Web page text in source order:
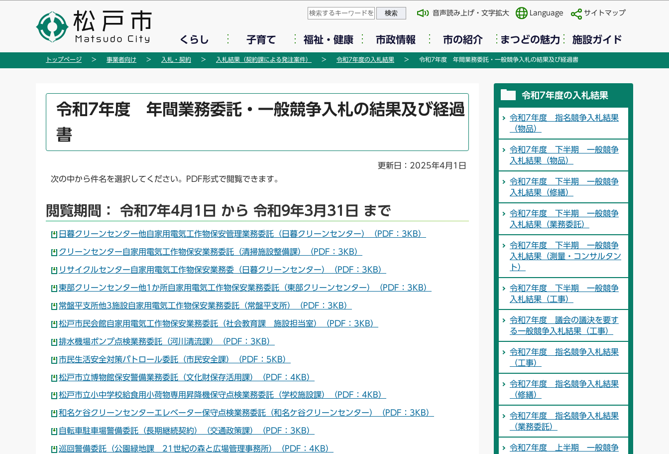
の
このページの本文へ移動
音声読み上げ・文字拡大 Language サイトマップ
くらし 子育て 福祉・健康 市政情報 市の紹介 まつどの魅力 施設ガイド
トップページ 事業者向け 入札・契約 入札結果（契約課による発注案件） 令和7年度の入札結果 令和7年度 年間業務委託・一般競争入札の結果及び経過書
か
令和7年度 年間業務委託・一般競争入札の結果及び経過
書
更新日：2025年4月1日
次の中から件名を選択してください。PDF形式で閲覧できます。
閲覧期間： 令和7年4月1日 から 令和9年3月31日 まで
日暮クリーンセンター他自家用電気工作物保安管理業務委託（日暮クリーンセンター）（PDF：3KB）
クリーンセンター自家用電気工作物保安業務委託（清掃施設整備課）（PDF：3KB）
リサイクルセンター自家用電気工作物保安業務委（日暮クリーンセンター）（PDF：3KB）
東部クリーンセンター他1か所自家用電気工作物保安業務委託（東部クリーンセンター）（PDF：3KB）
常盤平支所他3施設自家用電気工作物保安業務委託（常盤平支所）（PDF：3KB）
松戸市民会館自家用電気工作物保安業務委託（社会教育課 施設担当室）（PDF：3KB）
排水機場ポンプ点検業務委託（河川清流課）（PDF：3KB）
市民生活安全対策パトロール委託（市民安全課）（PDF：5KB）
松戸市立博物館保安警備業務委託（文化財保存活用課）（PDF：4KB）
松戸市立小中学校給食用小荷物専用昇降機保守点検業務委託（学校施設課）（PDF：4KB）
和名ケ谷クリーンセンターエレベーター保守点検業務委託（和名ケ谷クリーンセンター）（PDF：3KB）
自転車駐車場警備委託（長期継続契約）（交通政策課）（PDF：3KB）
巡回警備委託（公園緑地課 21世紀の森と広場管理事務所）（PDF：4KB）
令和7年度の入札結果
令和7年度 指名競争入札結果
（物品）
令和7年度 下半期 一般競争
入札結果（物品）
令和7年度 下半期 一般競争
入札結果（修繕）
令和7年度 下半期 一般競争
入札結果（業務委託）
令和7年度 下半期 一般競争
入札結果（測量・コンサルタン
ト）
令和7年度 下半期 一般競争
入札結果（工事）
令和7年度 議会の議決を要す
る一般競争入札結果（工事）
令和7年度 指名競争入札結果
（工事）
令和7年度 指名競争入札結果
（修繕）
令和7年度 指名競争入札結果
（業務委託）
令和7年度 上半期 一般競争